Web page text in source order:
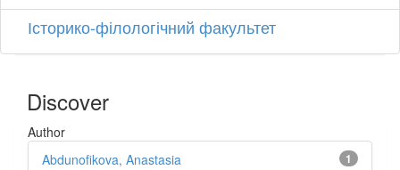
Історико-філологічний факультет
Discover
Author
1
Abdunofikova, Anastasia